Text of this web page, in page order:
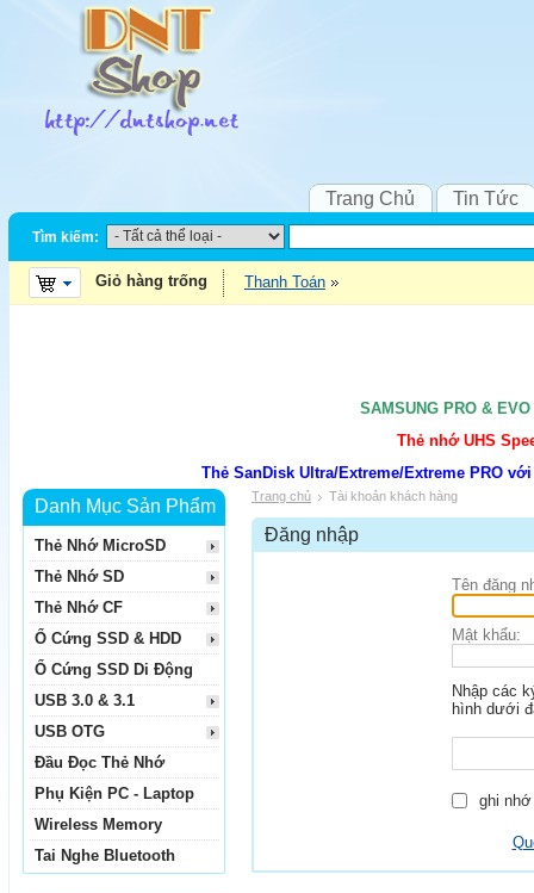
Trang Chủ Tin Tức
Tìm kiếm:
Giỏ hàng trống Thanh Toán
SAMSUNG PRO &
Thẻ nhớ UHS
Thẻ SanDisk Ultra/Extreme/Extreme PRO
Trang chủ Tài khoản khách hàng
Đăng nhập
Tên đăng
Mật khẩu:
Nhập các
hình dưới
ghi
Danh Mục Sản Phẩm
Thẻ Nhớ MicroSD
Thẻ Nhớ SD
Thẻ Nhớ CF
Ổ Cứng SSD & HDD
Ổ Cứng SSD Di Động
USB 3.0 & 3.1
USB OTG
Đầu Đọc Thẻ Nhớ
Phụ Kiện PC - Laptop
Wireless Memory
Tai Nghe Bluetooth